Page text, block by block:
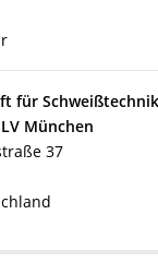
für
München
37